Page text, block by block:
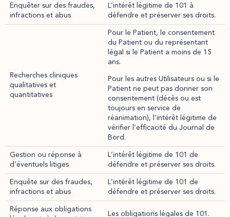
Enquêter sur des fraudes,
infractions et abus
L’intérêt légitime de 101 à
défendre et préserver ses droits.
Recherches cliniques
qualitatives et
quantitatives
Pour le Patient, le consentement
du Patient ou du représentant
légal si le Patient a moins de 15
ans.
Pour les autres Utilisateurs ou si le
Patient ne peut pas donner son
consentement (décès ou est
toujours en service de
réanimation), l’intérêt légitime de
vérifier l’efficacité du Journal de
Bord.
Gestion ou réponse à
d’éventuels litiges
L’intérêt légitime de 101 de
défendre et préserver ses droits.
Enquête sur des fraudes,
infractions et abus
L’intérêt légitime de 101 de
défendre et préserver ses droits.
Réponse aux obligations
Les obligations légales de 101.